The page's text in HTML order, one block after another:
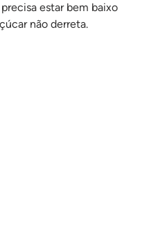
estar bem baixo
não derreta.